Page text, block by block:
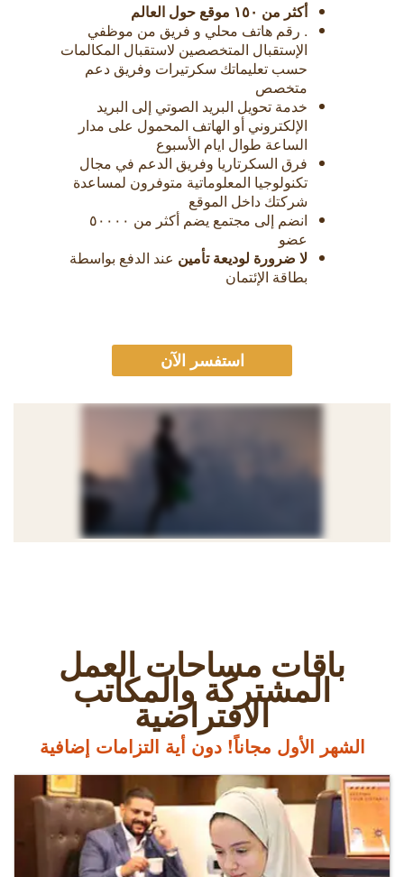
أكثر من ١٥٠ موقع حول العالم
. رقم هاتف محلي و فريق من موظفي
الإستقبال المتخصصين لاستقبال المكالمات
حسب تعليماتك سكرتيرات وفريق دعم
متخصص
خدمة تحويل البريد الصوتي إلى البريد
الإلكتروني أو الهاتف المحمول على مدار
الساعة طوال ايام الأسبوع
فرق السكرتاريا وفريق الدعم في مجال
تكنولوجيا المعلوماتية متوفرون لمساعدة
شركتك داخل الموقع
انضم إلى مجتمع يضم أكثر من ٥٠٠٠٠
عضو
لا ضرورة لوديعة تأمين عند الدفع بواسطة
بطاقة الإئتمان
استفسر الآن
باقات مساحات العمل
المشتركة والمكاتب
الافتراضية
الشهر الأول مجاناً! دون أية التزامات إضافية